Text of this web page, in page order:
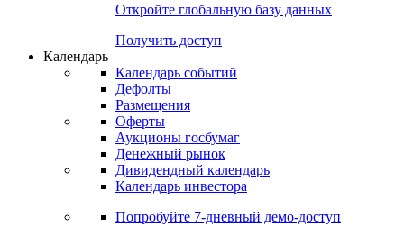
Откройте глобальную базу данных
Получить доступ
Календарь
Календарь событий
Дефолты
Размещения
Оферты
Аукционы госбумаг
Денежный рынок
Дивидендный календарь
Календарь инвестора
Попробуйте 7-дневный демо-доступ